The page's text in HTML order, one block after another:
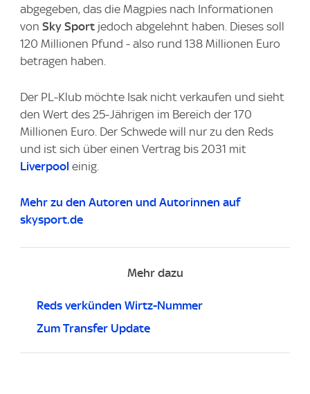
abgegeben, das die Magpies nach Informationen
von Sky Sport jedoch abgelehnt haben. Dieses soll
120 Millionen Pfund - also rund 138 Millionen Euro
betragen haben.
Der PL-Klub möchte Isak nicht verkaufen und sieht
den Wert des 25-Jährigen im Bereich der 170
Millionen Euro. Der Schwede will nur zu den Reds
und ist sich über einen Vertrag bis 2031 mit
Liverpool einig.
Mehr zu den Autoren und Autorinnen auf
skysport.de
Mehr dazu
Reds verkünden Wirtz-Nummer
Zum Transfer Update